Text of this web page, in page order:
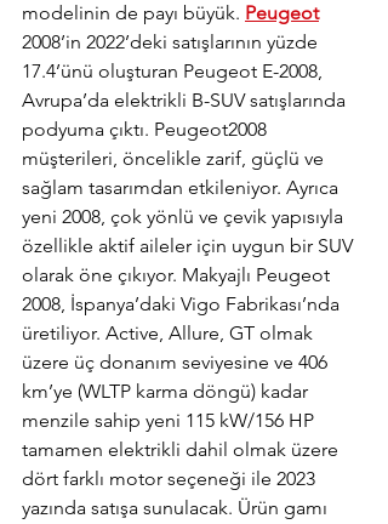
modelinin de payı büyük. Peugeot
2008’in 2022’deki satışlarının yüzde
17.4’ünü oluşturan Peugeot E-2008,
Avrupa’da elektrikli B-SUV satışlarında
podyuma çıktı. Peugeot2008
müşterileri, öncelikle zarif, güçlü ve
sağlam tasarımdan etkileniyor. Ayrıca
yeni 2008, çok yönlü ve çevik yapısıyla
özellikle aktif aileler için uygun bir SUV
olarak öne çıkıyor. Makyajlı Peugeot
2008, İspanya’daki Vigo Fabrikası’nda
üretiliyor. Active, Allure, GT olmak
üzere üç donanım seviyesine ve 406
km’ye (WLTP karma döngü) kadar
menzile sahip yeni 115 kW/156 HP
tamamen elektrikli dahil olmak üzere
dört farklı motor seçeneği ile 2023
yazında satışa sunulacak. Ürün gamı